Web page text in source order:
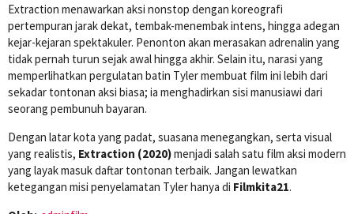
Extraction menawarkan aksi nonstop dengan koreografi
pertempuran jarak dekat, tembak-menembak intens, hingga adegan
kejar-kejaran spektakuler. Penonton akan merasakan adrenalin yang
tidak pernah turun sejak awal hingga akhir. Selain itu, narasi yang
memperlihatkan pergulatan batin Tyler membuat film ini lebih dari
sekadar tontonan aksi biasa; ia menghadirkan sisi manusiawi dari
seorang pembunuh bayaran.
Dengan latar kota yang padat, suasana menegangkan, serta visual
yang realistis, Extraction (2020)menjadi salah satu film aksi modern
yang layak masuk daftar tontonan terbaik. Jangan lewatkan
ketegangan misi penyelamatan Tyler hanya di Filmkita21.